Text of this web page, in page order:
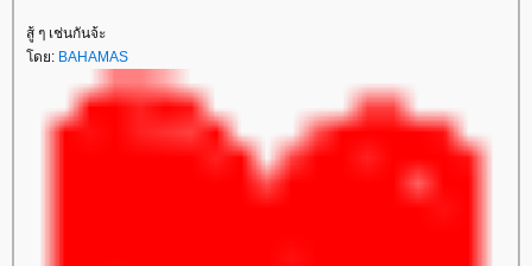
สู้ ๆ เช่นกันจ้ะ
ดย: BAHAMAS